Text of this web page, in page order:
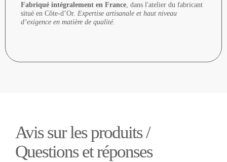
Fabriqué intégralement en France , dans l'atelier du fabricant
situé en Côte-d’Or. Expertise artisanale et haut niveau
d’exigence en matière de qualité.
Avis sur les produits /
Questions et réponses